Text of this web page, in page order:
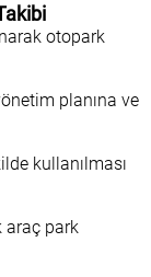
otopark
planına ve
kullanılması
araç park